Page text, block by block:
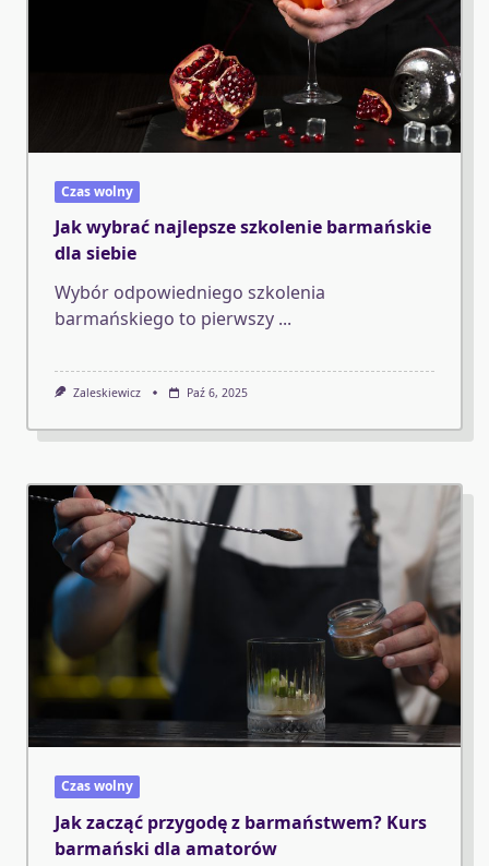
Czas wolny
Jak wybrać najlepsze szkolenie barmańskie
dla siebie
Wybór odpowiedniego szkolenia
barmańskiego to pierwszy ...
Zaleskiewicz Paź 6, 2025
Czas wolny
Jak zacząć przygodę z barmaństwem? Kurs
barmański dla amatorów